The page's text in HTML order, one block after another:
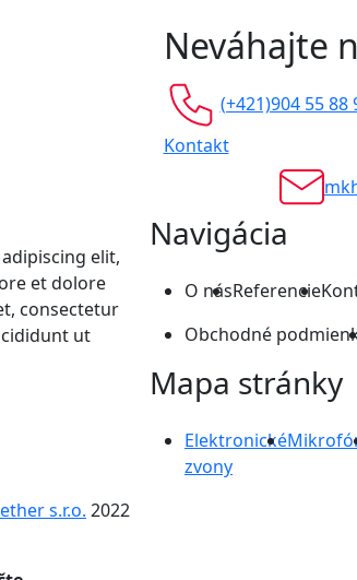
Neváhajte
(+421)904 55 88
Kontakt
elit,
et dolore
consectetur
ut
Navigácia
O násReferencie
Obchodné
Mapa stránky
Elektronické
zvony
s.r.o. 2022